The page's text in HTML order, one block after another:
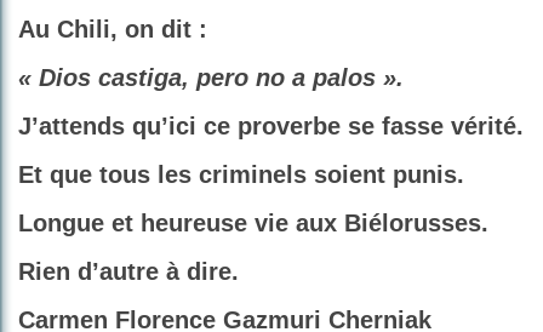
Au Chili, on dit :
« Dios castiga, pero no a palos ».
J’attends qu’ici ce proverbe se fasse vérité.
Et que tous les criminels soient punis.
Longue et heureuse vie aux Biélorusses.
Rien d’autre à dire.
Carmen Florence Gazmuri Cherniak